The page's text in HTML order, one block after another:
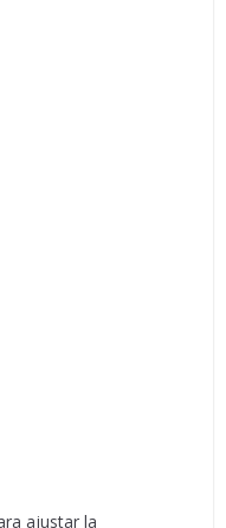
ajustar la